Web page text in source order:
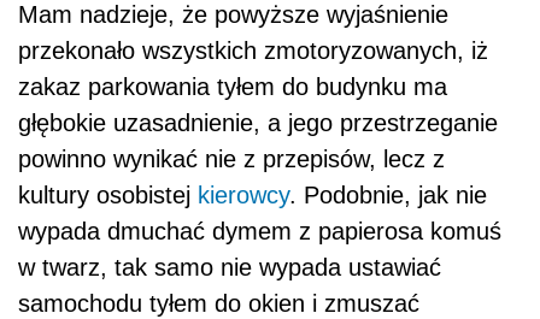
Mam nadzieje, że powyższe wyjaśnienie
przekonało wszystkich zmotoryzowanych, iż
zakaz parkowania tyłem do budynku ma
głębokie uzasadnienie, a jego przestrzeganie
powinno wynikać nie z przepisów, lecz z
kultury osobistej kierowcy. Podobnie, jak nie
wypada dmuchać dymem z papierosa komuś
w twarz, tak samo nie wypada ustawiać
samochodu tyłem do okien i zmuszać